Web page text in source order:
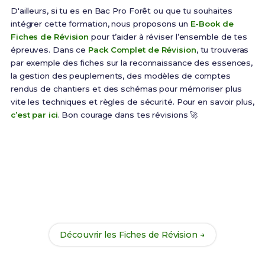
D'ailleurs, si tu es en Bac Pro Forêt ou que tu souhaites
intégrer cette formation, nous proposons un E-Book de
Fiches de Révision pour t’aider à réviser l’ensemble de tes
épreuves. Dans ce Pack Complet de Révision, tu trouveras
par exemple des fiches sur la reconnaissance des essences,
la gestion des peuplements, des modèles de comptes
rendus de chantiers et des schémas pour mémoriser plus
vite les techniques et règles de sécurité. Pour en savoir plus,
c’est par ici. Bon courage dans tes révisions 🚀
Découvrir les Fiches de Révision →